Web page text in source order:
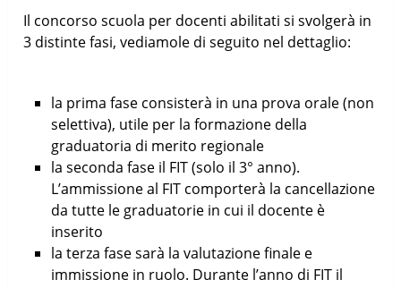
Il concorso scuola per docenti abilitati si svolgerà in
3 distinte fasi, vediamole di seguito nel dettaglio:
la prima fase consisterà in una prova orale (non
selettiva), utile per la formazione della
graduatoria di merito regionale
la seconda fase il FIT (solo il 3° anno).
L’ammissione al FIT comporterà la cancellazione
da tutte le graduatorie in cui il docente è
inserito
la terza fase sarà la valutazione finale e
immissione in ruolo. Durante l’anno di FIT il